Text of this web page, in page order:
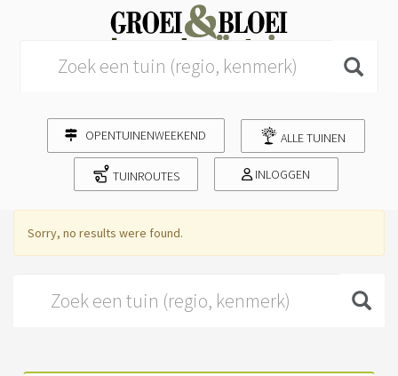
OPENTUINENWEEKEND ALLE TUINEN
TUINROUTES INLOGGEN
Sorry, no results were found.